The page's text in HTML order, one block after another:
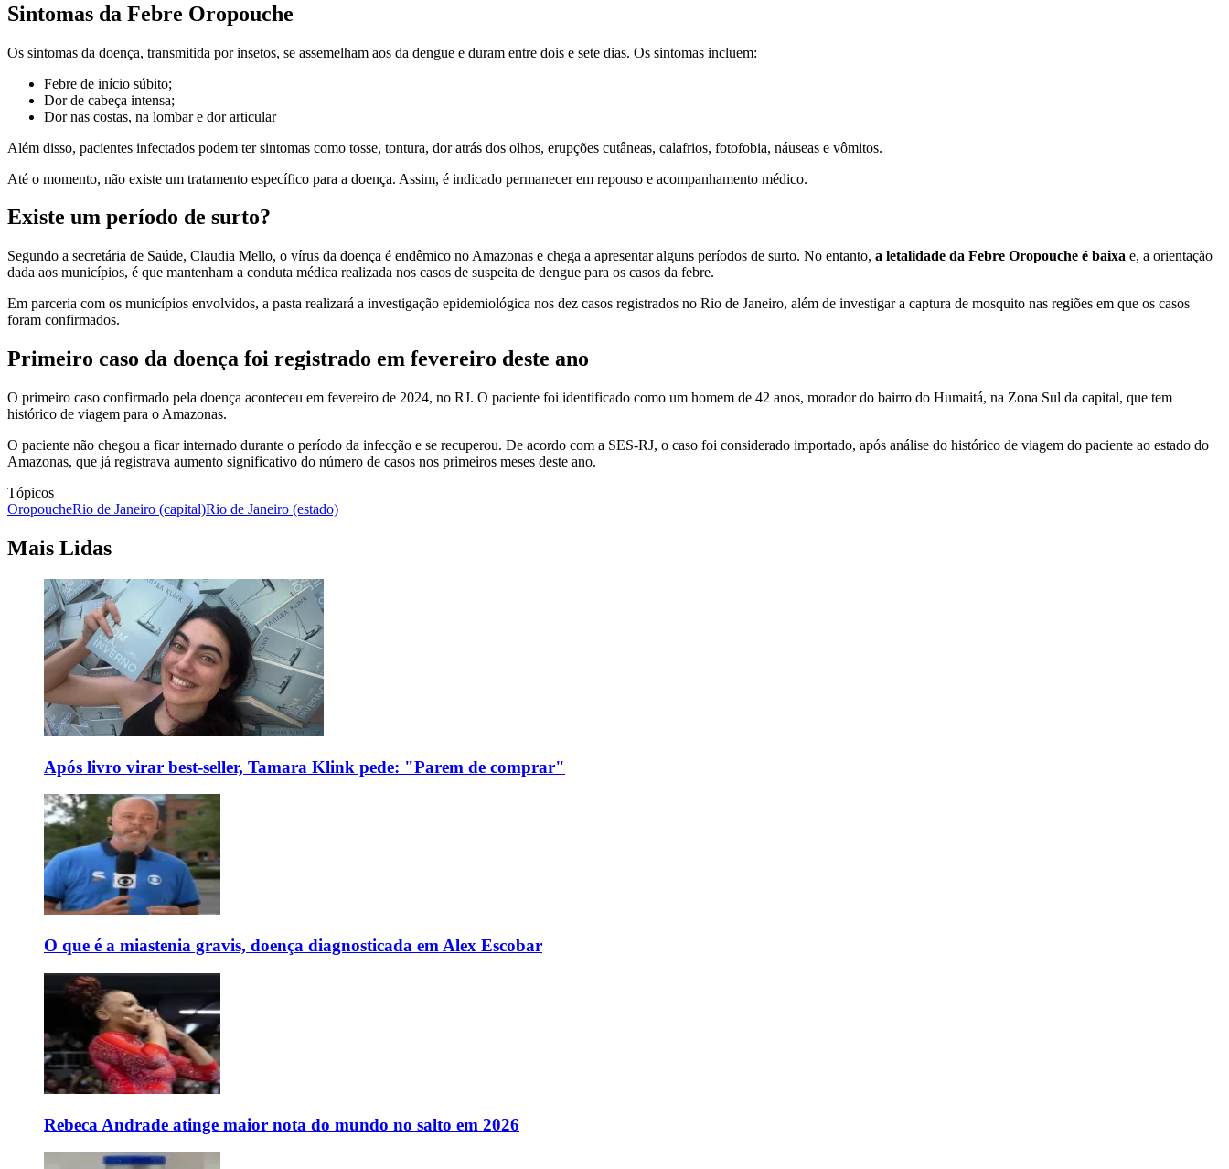
Sintomas da Febre Oropouche
Os sintomas da doença, transmitida por insetos, se assemelham aos da dengue e duram entre dois e sete dias. Os sintomas incluem:
Febre de início súbito;
Dor de cabeça intensa;
Dor nas costas, na lombar e dor articular
Além disso, pacientes infectados podem ter sintomas como tosse, tontura, dor atrás dos olhos, erupções cutâneas, calafrios, fotofobia, náuseas e vômitos.
Até o momento, não existe um tratamento específico para a doença. Assim, é indicado permanecer em repouso e acompanhamento médico.
Existe um período de surto?
Segundo a secretária de Saúde, Claudia Mello, o vírus da doença é endêmico no Amazonas e chega a apresentar alguns períodos de surto. No entanto, a letalidade da Febre Oropouche é baixa e, a orientação
dada aos municípios, é que mantenham a conduta médica realizada nos casos de suspeita de dengue para os casos da febre.
Em parceria com os municípios envolvidos, a pasta realizará a investigação epidemiológica nos dez casos registrados no Rio de Janeiro, além de investigar a captura de mosquito nas regiões em que os casos
foram confirmados.
Primeiro caso da doença foi registrado em fevereiro deste ano
O primeiro caso confirmado pela doença aconteceu em fevereiro de 2024, no RJ. O paciente foi identificado como um homem de 42 anos, morador do bairro do Humaitá, na Zona Sul da capital, que tem
histórico de viagem para o Amazonas.
O paciente não chegou a ficar internado durante o período da infecção e se recuperou. De acordo com a SES-RJ, o caso foi considerado importado, após análise do histórico de viagem do paciente ao estado do
Amazonas, que já registrava aumento significativo do número de casos nos primeiros meses deste ano.
Tópicos
OropoucheRio de Janeiro (capital)Rio de Janeiro (estado)
Mais Lidas
Após livro virar best-seller, Tamara Klink pede: "Parem de comprar"
O que é a miastenia gravis, doença diagnosticada em Alex Escobar
Rebeca Andrade atinge maior nota do mundo no salto em 2026